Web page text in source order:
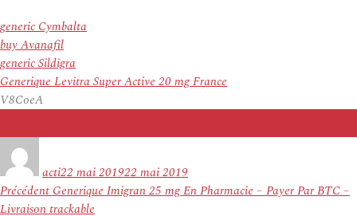
generic Cymbalta
buy Avanafil
generic Sildigra
Generique Levitra Super Active 20 mg France
V8CoeA
actile
22 mai 201922 mai 2019
Navigation
de
Précédent Article
précédent :
Generique Imigran 25 mg En Pharmacie – Payer Par BTC –
Livraison trackable